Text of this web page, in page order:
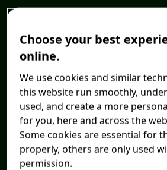
Choose your best
online.
We use cookies and similar
this website run smoothly,
used, and create a more
for you, here and across the
Some cookies are essential for
properly, others are only used
permission.